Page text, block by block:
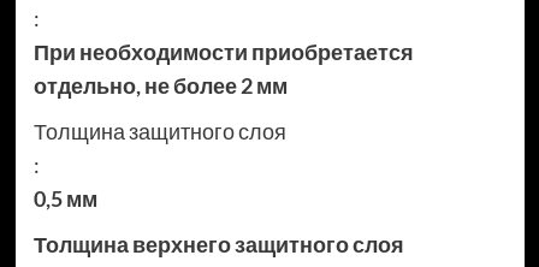
:
При необходимости приобретается
отдельно, не более 2 мм
Толщина защитного слоя
:
0,5 мм
Толщина верхнего защитного слоя